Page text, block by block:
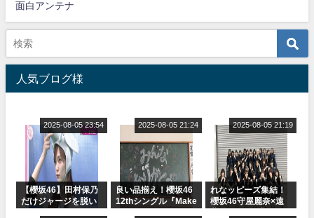
面白アンテナ
人気ブログ様
【櫻坂46】田村保乃
だけジャージを脱い
2025-08-05 23:54
良い品揃え！櫻坂46
12thシングル『Make
2025-08-05 21:24
れなッピーズ集結！
櫻坂46守屋麗奈×遠
2025-08-05 21:19